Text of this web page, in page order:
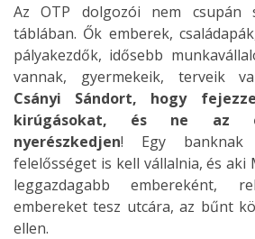
Az OTP dolgozói nem csupán
táblában. Ők emberek,
pályakezdők, idősebb
vannak, gyermekeik, terveik
Csányi Sándort, hogy
kirúgásokat, és ne az
nyerészkedjen! Egy banknak
felelősséget is kell vállalnia, és aki
leggazdagabb embereként,
embereket tesz utcára, az bűnt
ellen.